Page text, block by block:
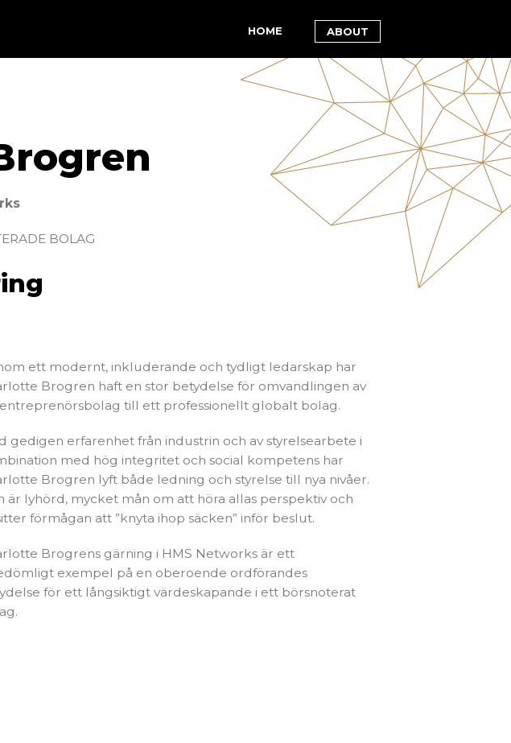
HOME ABOUT
BOLAG
ett modernt, inkluderande och tydligt ledarskap har
Brogren haft en stor betydelse för omvandlingen av
till ett professionellt globalt bolag.
gedigen erfarenhet från industrin och av styrelsearbete i
med hög integritet och social kompetens har
Brogren lyft både ledning och styrelse till nya nivåer.
är lyhörd, mycket mån om att höra allas perspektiv och
förmågan att ”knyta ihop säcken” inför beslut.
Brogrens gärning i HMS Networks är ett
exempel på en oberoende ordförandes
för ett långsiktigt värdeskapande i ett börsnoterat